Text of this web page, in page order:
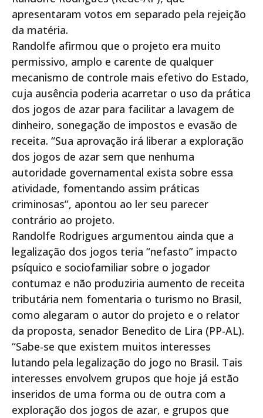
apresentaram votos em separado pela rejeição
da matéria.
Randolfe afirmou que o projeto era muito
permissivo, amplo e carente de qualquer
mecanismo de controle mais efetivo do Estado,
cuja ausência poderia acarretar o uso da prática
dos jogos de azar para facilitar a lavagem de
dinheiro, sonegação de impostos e evasão de
receita. “Sua aprovação irá liberar a exploração
dos jogos de azar sem que nenhuma
autoridade governamental exista sobre essa
atividade, fomentando assim práticas
criminosas”, apontou ao ler seu parecer
contrário ao projeto.
Randolfe Rodrigues argumentou ainda que a
legalização dos jogos teria “nefasto” impacto
psíquico e sociofamiliar sobre o jogador
contumaz e não produziria aumento de receita
tributária nem fomentaria o turismo no Brasil,
como alegaram o autor do projeto e o relator
da proposta, senador Benedito de Lira (PP-AL).
“Sabe-se que existem muitos interesses
lutando pela legalização do jogo no Brasil. Tais
interesses envolvem grupos que hoje já estão
inseridos de uma forma ou de outra com a
exploração dos jogos de azar, e grupos que